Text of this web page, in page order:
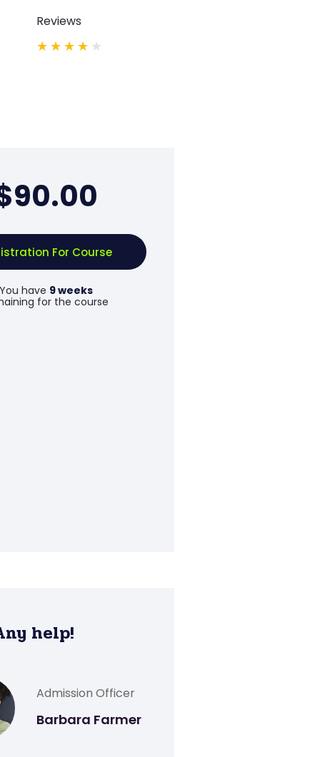
Reviews
★ ★ ★ ★ ★
For Course
You have 9 weeks
for the course
help!
Admission Officer
Barbara Farmer